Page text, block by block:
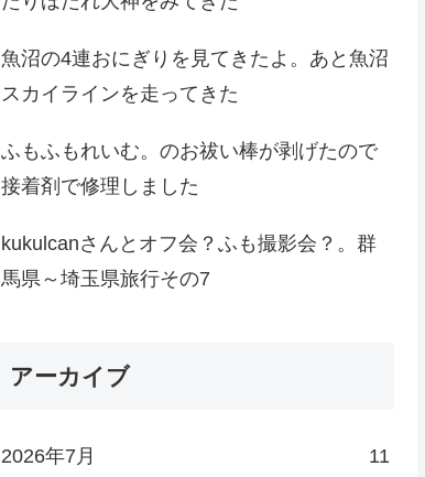
魚沼の4連おにぎりを見てきたよ。あと魚沼
スカイラインを走ってきた
ふもふもれいむ。のお祓い棒が剥げたので
接着剤で修理しました
kukulcanさんとオフ会？ふも撮影会？。群
馬県～埼玉県旅行その7
アーカイブ
2026年7月 11